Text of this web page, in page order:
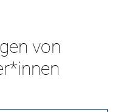
von